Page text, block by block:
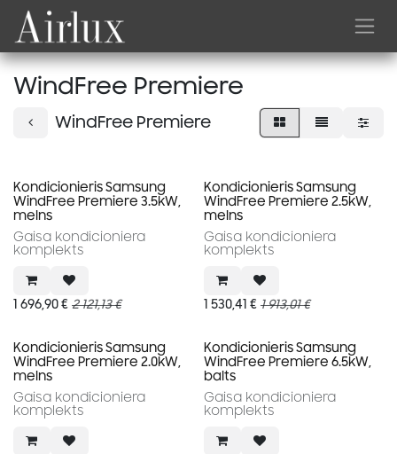
Skip to Content
WindFree Premiere
WindFree Premiere
Akcija
Kondicionieris Samsung
WindFree Premiere 3.5kW,
melns
Gaisa kondicioniera
komplekts
1 696,90€ 2 121,13€
Akcija
Kondicionieris Samsung
WindFree Premiere 2.5kW,
melns
Gaisa kondicioniera
komplekts
1 530,41 € 1 913,01€
Akcija
Kondicionieris Samsung
WindFree Premiere 2.0kW,
melns
Gaisa kondicioniera
komplekts
Akcija
Kondicionieris Samsung
WindFree Premiere 6.5kW,
balts
Gaisa kondicioniera
komplekts